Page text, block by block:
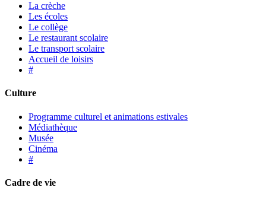
La crèche
Les écoles
Le collège
Le restaurant scolaire
Le transport scolaire
Accueil de loisirs
#
Culture
Programme culturel et animations estivales
Médiathèque
Musée
Cinéma
#
Cadre de vie